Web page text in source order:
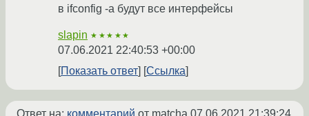
в ifconfig -a будут все интерфейсы
slapin ★★★★★
07.06.2021 22:40:53 +00:00
Показать ответ
Ссылка